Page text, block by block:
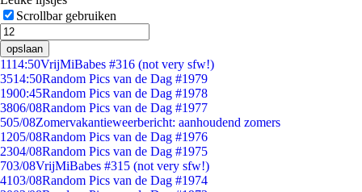
Scrollbar gebruiken
opslaan
1114:50VrijMiBabes #316 (not very sfw!)
3514:50Random Pics van de Dag #1979
1900:45Random Pics van de Dag #1978
3806/08Random Pics van de Dag #1977
505/08Zomervakantieweerbericht: aanhoudend zomers
1205/08Random Pics van de Dag #1976
2304/08Random Pics van de Dag #1975
703/08VrijMiBabes #315 (not very sfw!)
4103/08Random Pics van de Dag #1974